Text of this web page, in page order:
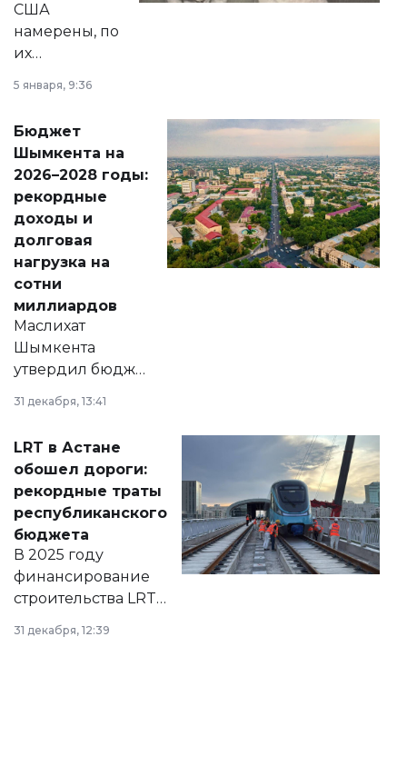
США
намерены, по
их
принести
народу
Венесуэлы.
5 января, 9:36
Бюджет
Шымкента на
2026–2028 годы:
рекордные
доходы и
долговая
нагрузка на
сотни
миллиардов
Маслихат
Шымкента
утвердил бюджет
города на 2026–
2028 годы.
документ
появился в базе
нормативных
правовых актов и
на сайте маслихат
города.
31 декабря, 13:41
LRT в Астане
обошел дороги:
рекордные траты
республиканского
бюджета
В 2025 году
финансирование
строительства LRT
в Астане из
республиканского
31 декабря, 12:39